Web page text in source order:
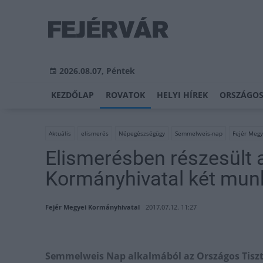
2026.08.07, Péntek
KEZDŐLAP ROVATOK HELYI HÍREK
Aktuális elismerés Népegészségügy Semmelweis-nap Fejér
Elismerésben részesült
Kormányhivatal két
Fejér Megyei Kormányhivatal 2017.07.12. 11:27
Semmelweis Nap alkalmából az Országos